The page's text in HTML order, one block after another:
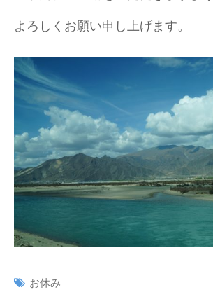
よろしくお願い申し上げます。
お休み